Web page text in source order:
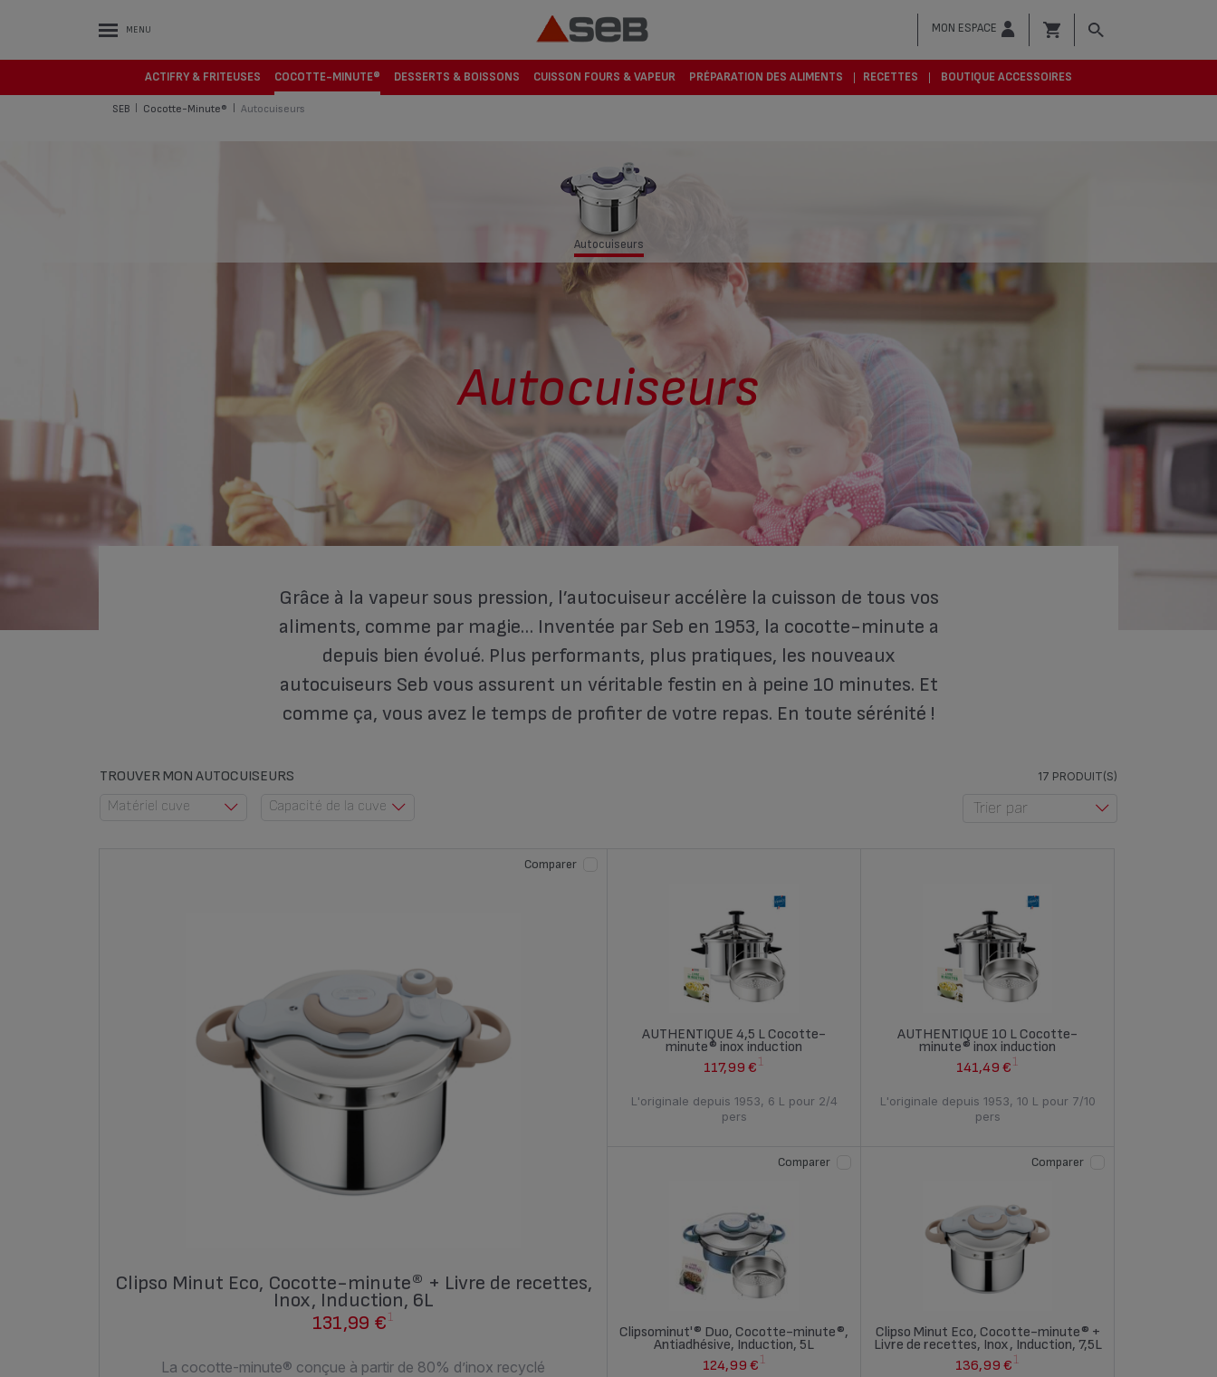
MENU MON ESPACE
ACTIFRY & FRITEUSES COCOTTE-MINUTE® DESSERTS & BOISSONS CUISSON FOURS & VAPEUR PRÉPARATION DES ALIMENTS RECETTES BOUTIQUE ACCESSOIRES
SEB Cocotte-Minute® Autocuiseurs
Autocuiseurs
Autocuiseurs
Grâce à la vapeur sous pression, l’autocuiseur accélère la cuisson de tous vos
aliments, comme par magie… Inventée par Seb en 1953, la cocotte-minute a
depuis bien évolué. Plus performants, plus pratiques, les nouveaux
autocuiseurs Seb vous assurent un véritable festin en à peine 10 minutes. Et
comme ça, vous avez le temps de profiter de votre repas. En toute sérénité !
TROUVER MON AUTOCUISEURS 17 PRODUIT(S)
Matériel cuve Capacité de la cuve
7.5 L (1)
8 L (1)
9 L (2)
Clipso Minut Eco, Cocotte-minute® + Livre de recettes,
Inox, Induction, 6L
131,99 €1
La cocotte-minute® conçue à partir de 80% d’inox recyclé
Comparer
AUTHENTIQUE 4,5 L Cocotte-
minute® inox induction
117,99 €1
L'originale depuis 1953, 6 L pour 2/4
pers
AUTHENTIQUE 10 L Cocotte-
minute® inox induction
141,49 €1
L'originale depuis 1953, 10 L pour 7/10
pers
Clipsominut'® Duo, Cocotte-minute®,
Antiadhésive, Induction, 5L
124,99 €1
Comparer
Clipso Minut Eco, Cocotte-minute® +
Livre de recettes, Inox, Induction, 7,5L
136,99 €1
Comparer